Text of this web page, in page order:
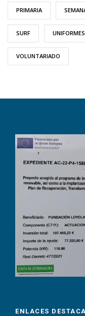
PRIMARIA
SURF UNIFORMES
VOLUNTARIADO
ENLACES